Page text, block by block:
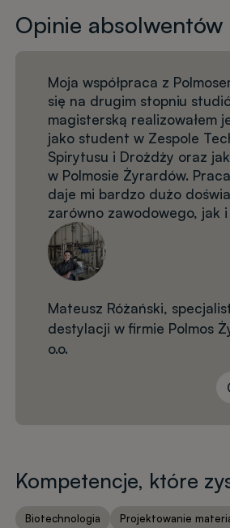
Opinie absolwentów
Moja współpraca z
się na drugim stopniu
magisterską realizowałem
jako student w Zespole
Spirytusu i Drożdży oraz
w Polmosie Żyrardów.
daje mi bardzo dużo
zarówno zawodowego, jak
Mateusz Różański,
destylacji w firmie Polmos
o.o.
Kompetencje, które
Biotechnologia Projektowanie